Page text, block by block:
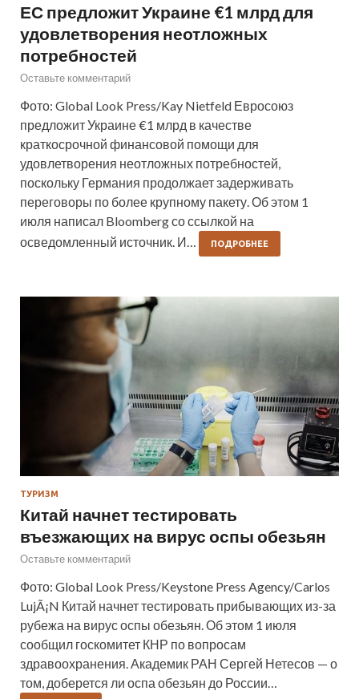
ЕС предложит Украине €1 млрд для
удовлетворения неотложных
потребностей
Оставьте комментарий
Фото: Global Look Press/Kay Nietfeld Евросоюз
предложит Украине €1 млрд в качестве
краткосрочной финансовой помощи для
удовлетворения неотложных потребностей,
поскольку Германия продолжает задерживать
переговоры по более крупному пакету. Об этом 1
июля написал Bloomberg со ссылкой на
осведомленный источник. И…
ПОДРОБНЕЕ
ТУРИЗМ
Китай начнет тестировать
въезжающих на вирус оспы обезьян
Оставьте комментарий
Фото: Global Look Press/Keystone Press Agency/Carlos
LujÃ¡N Китай начнет тестировать прибывающих из-за
рубежа на вирус оспы обезьян. Об этом 1 июля
сообщил госкомитет КНР по вопросам
здравоохранения. Академик РАН Сергей Нетесов — о
том, доберется ли оспа обезьян до России…